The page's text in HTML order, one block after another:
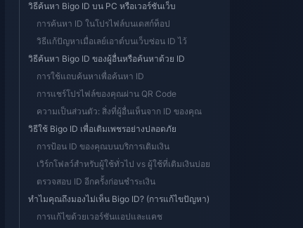
วิธีค้นหา Bigo ID บน PC หรือเวอร์ชันเว็บ
การค้นหา ID ในโปรไฟล์บนเดสก์ท็อป
วิธีแก้ปัญหาเมื่อเลย์เอาต์บนเว็บซ่อน ID ไว้
วิธีค้นหา Bigo ID ของผู้อื่นหรือค้นหาด้วย ID
การใช้แถบค้นหาเพื่อค้นหา ID
การแชร์โปรไฟล์ของคุณผ่าน QR Code
ความเป็นส่วนตัว: สิ่งที่ผู้อื่นเห็นจาก ID ของคุณ
วิธีใช้ Bigo ID เพื่อเติมเพชรอย่างปลอดภัย
การป้อน ID ของคุณบนบริการเติมเงิน
เวิร์กโฟลว์สำหรับผู้ใช้ทั่วไป vs ผู้ใช้ที่เติมเงินบ่อย
ตรวจสอบ ID อีกครั้งก่อนชำระเงิน
ทำไมคุณถึงมองไม่เห็น Bigo ID? (การแก้ไขปัญหา)
การแก้ไขด้วยเวอร์ชันแอปและแคช